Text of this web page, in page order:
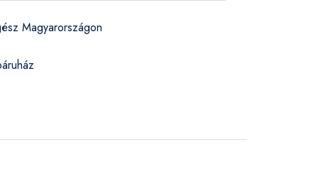
Magyarországon